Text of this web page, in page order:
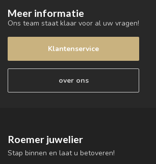
Meer informatie
Ons team staat klaar voor al uw vragen!
Klantenservice
over ons
Roemer juwelier
Stap binnen en laat u betoveren!